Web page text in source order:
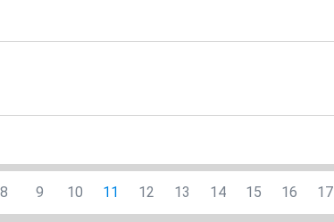
8 9 10 11 12 13 14 15 16 17